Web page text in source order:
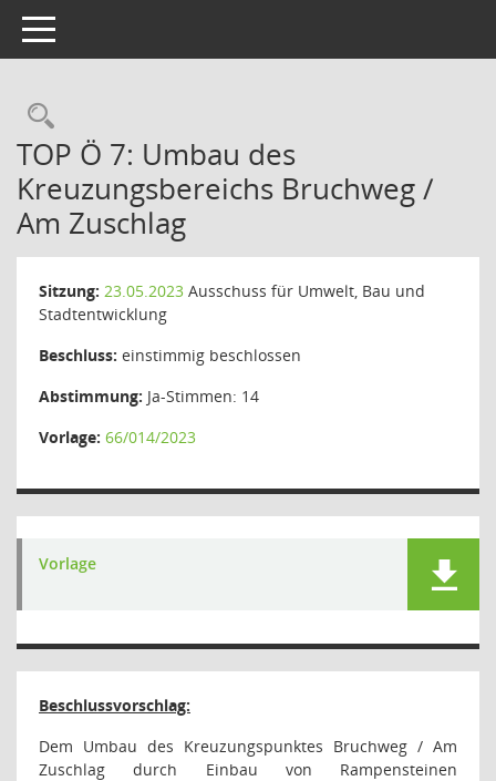
Toggle navigation
Rechercheauswahl
TOP Ö 7: Umbau des
Kreuzungsbereichs Bruchweg /
Am Zuschlag
Sitzung: 23.05.2023 Ausschuss für Umwelt, Bau und
Stadtentwicklung
Beschluss: einstimmig beschlossen
Abstimmung: Ja-Stimmen: 14
Vorlage: 66/014/2023
Vorlage
Beschlussvorschlag:
Dem Umbau des Kreuzungspunktes Bruchweg / Am
Zuschlag durch Einbau von Rampensteinen